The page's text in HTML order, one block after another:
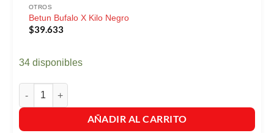
OTROS
Betun Bufalo X Kilo Negro
$39.633
34 disponibles
Betun Bufalo X Kilo Negro cantidad
AÑADIR AL CARRITO